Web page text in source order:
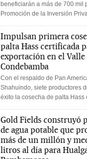
beneficiarán a más de 700 mil
Promoción de la Inversión
Impulsan primera
palta Hass certificada
exportación en el Valle
Condebamba
Con el respaldo de Pan
Shahuindo, siete productores
éxito la cosecha de palta
Gold Fields construyó
de agua potable que
más de un millón y
litros al día para